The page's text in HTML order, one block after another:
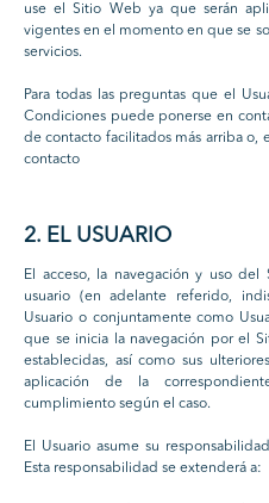
use el Sitio Web ya que serán
vigentes en el momento en que se
servicios.
Para todas las preguntas que el
Condiciones puede ponerse en
de contacto facilitados más arriba o,
contacto
2. EL USUARIO
El acceso, la navegación y uso
usuario (en adelante referido,
Usuario o conjuntamente como
que se inicia la navegación por el
establecidas, así como sus
aplicación de la
cumplimiento según el caso.
El Usuario asume su
Esta responsabilidad se extenderá a: